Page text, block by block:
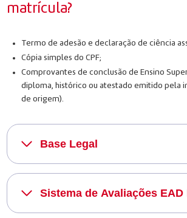
matrícula?
Termo de adesão e declaração de ciência
Cópia simples do CPF;
Comprovantes de conclusão de Ensino
diploma, histórico ou atestado emitido pela
de origem).
Base Legal
Sistema de Avaliações EAD